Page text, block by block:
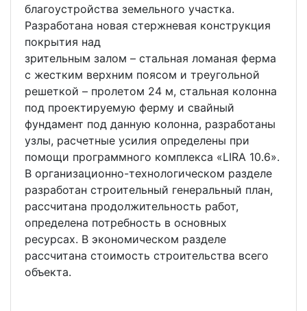
благоустройства земельного участка.
Разработана новая стержневая конструкция
покрытия над
зрительным залом – стальная ломаная ферма
с жестким верхним поясом и треугольной
решеткой – пролетом 24 м, стальная колонна
под проектируемую ферму и свайный
фундамент под данную колонна, разработаны
узлы, расчетные усилия определены при
помощи программного комплекса «LIRA 10.6».
В организационно-технологическом разделе
разработан строительный генеральный план,
рассчитана продолжительность работ,
определена потребность в основных
ресурсах. В экономическом разделе
рассчитана стоимость строительства всего
объекта.